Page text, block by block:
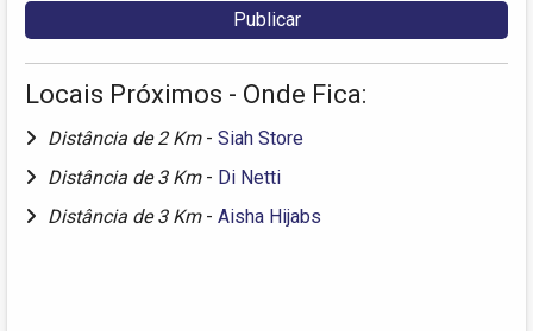
Locais Próximos - Onde Fica:
Distância de 2 Km - Siah Store
Distância de 3 Km - Di Netti
Distância de 3 Km - Aisha Hijabs